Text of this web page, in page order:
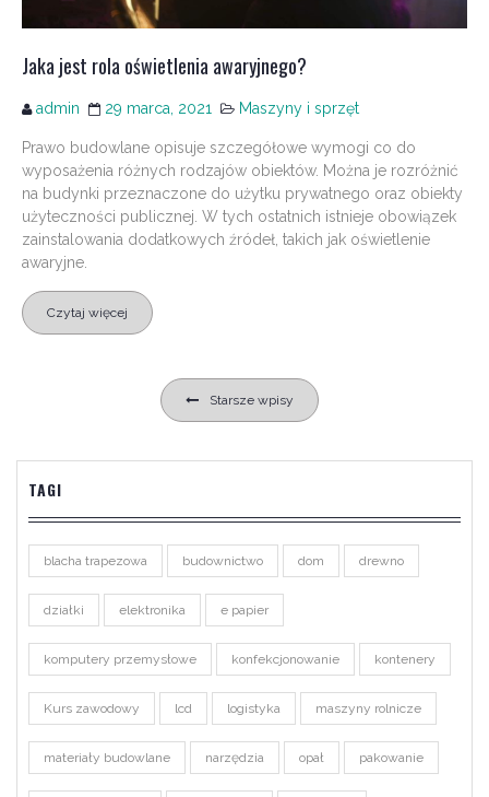
Jaka jest rola oświetlenia awaryjnego?
admin 29 marca, 2021 Maszyny i sprzęt
Prawo budowlane opisuje szczegółowe wymogi co do
wyposażenia różnych rodzajów obiektów. Można je rozróżnić
na budynki przeznaczone do użytku prywatnego oraz obiekty
użyteczności publicznej. W tych ostatnich istnieje obowiązek
zainstalowania dodatkowych źródeł, takich jak oświetlenie
awaryjne.
Czytaj więcej
Starsze wpisy
TAGI
blacha trapezowa budownictwo dom drewno
działki elektronika e papier
komputery przemysłowe konfekcjonowanie kontenery
Kurs zawodowy lcd logistyka maszyny rolnicze
materiały budowlane narzędzia opał pakowanie